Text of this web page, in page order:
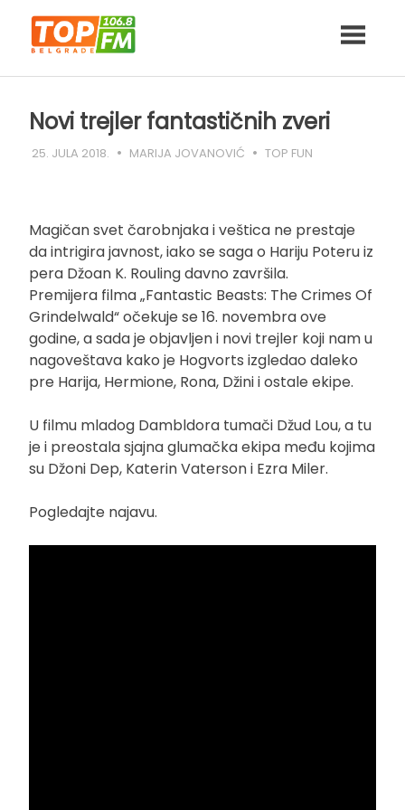
content
Novi trejler fantastičnih zveri
25. JULA 2018. MARIJA JOVANOVIĆ TOP FUN
Magičan svet čarobnjaka i veštica ne prestaje
da intrigira javnost, iako se saga o Hariju Poteru iz
pera Džoan K. Rouling davno završila.
Premijera filma „Fantastic Beasts: The Crimes Of
Grindelwald“ očekuje se 16. novembra ove
godine, a sada je objavljen i novi trejler koji nam u
nagoveštava kako je Hogvorts izgledao daleko
pre Harija, Hermione, Rona, Džini i ostale ekipe.
U filmu mladog Dambldora tumači Džud Lou, a tu
je i preostala sjajna glumačka ekipa među kojima
su Džoni Dep, Katerin Vaterson i Ezra Miler.
Pogledajte najavu.